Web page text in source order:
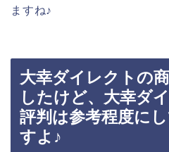
ますね♪
大幸ダイレクトの
したけど、大幸ダ
評判は参考程度に
すよ♪